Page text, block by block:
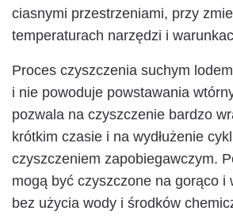
ciasnymi przestrzeniami, przy
temperaturach narzędzi i
Proces czyszczenia suchym
i nie powoduje powstawania
pozwala na czyszczenie bardzo
krótkim czasie i na wydłużenie
czyszczeniem zapobiegawczym.
mogą być czyszczone na gorąco i
bez użycia wody i środków